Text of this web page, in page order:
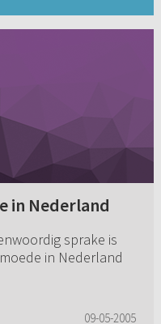
in Nederland
sprake is
in Nederland
09-05-2005